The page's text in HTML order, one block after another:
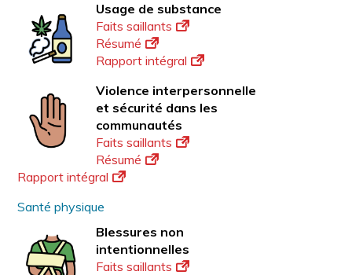
Usage de substance
Faits saillants
Résumé
Rapport intégral
Violence interpersonnelle
et sécurité dans les
communautés
Faits saillants
Résumé
Rapport intégral
Santé physique
Blessures non
intentionnelles
Faits saillants